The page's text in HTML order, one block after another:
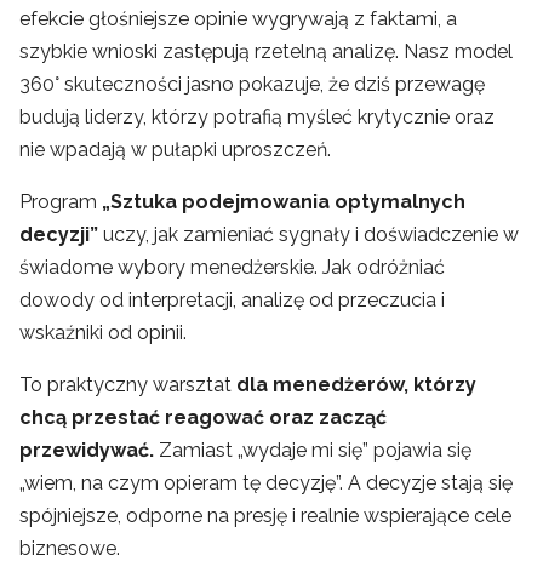
efekcie głośniejsze opinie wygrywają z faktami, a
szybkie wnioski zastępują rzetelną analizę. Nasz model
360° skuteczności jasno pokazuje, że dziś przewagę
budują liderzy, którzy potrafią myśleć krytycznie oraz
nie wpadają w pułapki uproszczeń.
Program „Sztuka podejmowania optymalnych
decyzji” uczy, jak zamieniać sygnały i doświadczenie w
świadome wybory menedżerskie. Jak odróżniać
dowody od interpretacji, analizę od przeczucia i
wskaźniki od opinii.
To praktyczny warsztat dla menedżerów, którzy
chcą przestać reagować oraz zacząć
przewidywać. Zamiast „wydaje mi się” pojawia się
„wiem, na czym opieram tę decyzję”. A decyzje stają się
spójniejsze, odporne na presję i realnie wspierające cele
biznesowe.